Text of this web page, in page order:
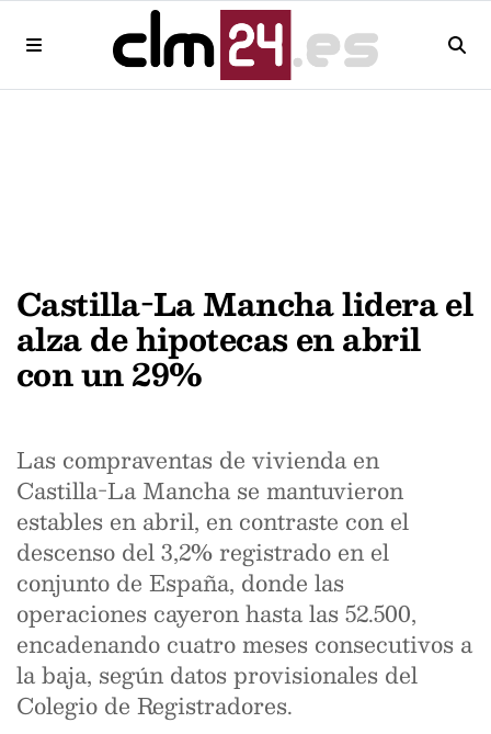
Castilla-La Mancha lidera el
alza de hipotecas en abril
con un 29%
Las compraventas de vivienda en
Castilla-La Mancha se mantuvieron
estables en abril, en contraste con el
descenso del 3,2% registrado en el
conjunto de España, donde las
operaciones cayeron hasta las 52.500,
encadenando cuatro meses consecutivos a
la baja, según datos provisionales del
Colegio de Registradores.